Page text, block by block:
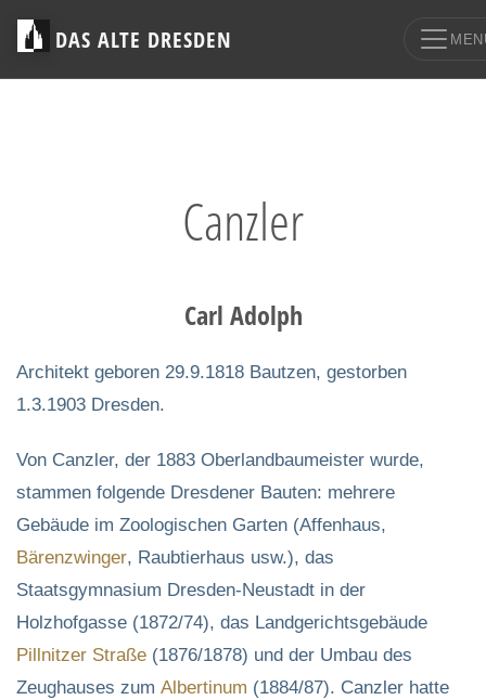
DAS ALTE DRESDEN
Canzler
Carl Adolph
Architekt geboren 29.9.1818 Bautzen, gestorben
1.3.1903 Dresden.
Von Canzler, der 1883 Oberlandbaumeister wurde,
stammen folgende Dresdener Bauten: mehrere
Gebäude im Zoologischen Garten (Affenhaus,
Bärenzwinger, Raubtierhaus usw.), das
Staatsgymnasium Dresden-Neustadt in der
Holzhofgasse (1872/74), das Landgerichtsgebäude
Pillnitzer Straße (1876/1878) und der Umbau des
Zeughauses zum Albertinum (1884/87). Canzler hatte